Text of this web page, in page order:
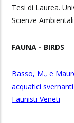
Tesi di Laurea.
Scienze
FAUNA - BIRDS
Basso, M., e
acquatici
Faunisti Veneti